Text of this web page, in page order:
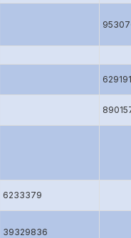
6233379
39329836